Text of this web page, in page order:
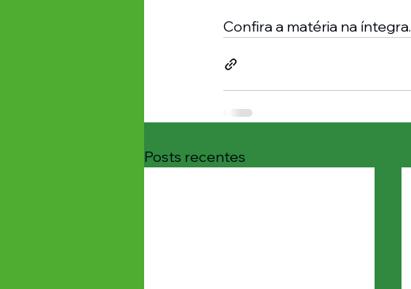
Confira a matéria na íntegra.
Posts recentes